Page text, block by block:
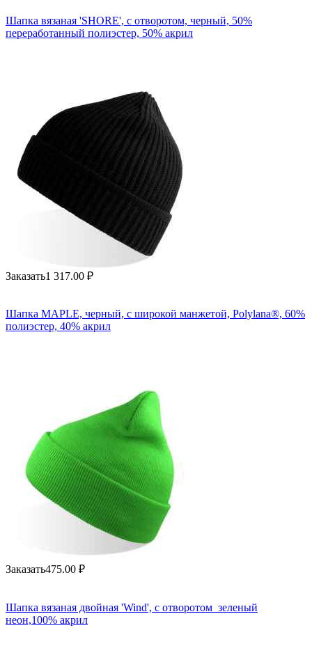
Шапка вязаная 'SHORE', с отворотом, черный, 50%
переработанный полиэстер, 50% акрил
Заказать1 317.00 ₽
Шапка MAPLE, черный, с широкой манжетой, Polylana®, 60%
полиэстер, 40% акрил
Заказать475.00 ₽
Шапка вязаная двойная 'Wind', с отворотом_зеленый
неон,100% акрил